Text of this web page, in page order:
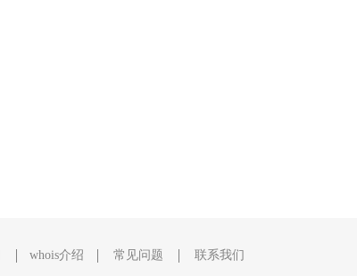
whois介绍 常见问题 联系我们